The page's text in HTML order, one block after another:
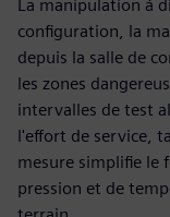
La manipulation à
configuration, la
depuis la salle de
les zones
intervalles de test
l'effort de service,
mesure simplifie le
pression et de